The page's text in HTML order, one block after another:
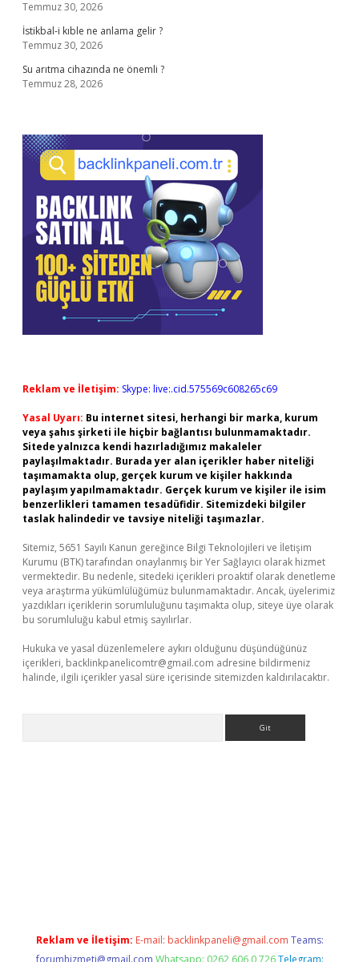
Temmuz 30, 2026
İstikbal-i kıble ne anlama gelir ?
Temmuz 30, 2026
Su arıtma cihazında ne önemli ?
Temmuz 28, 2026
Reklam ve İletişim: Skype: live:.cid.575569c608265c69
Yasal Uyarı: Bu internet sitesi, herhangi bir marka, kurum
veya şahıs şirketi ile hiçbir bağlantısı bulunmamaktadır.
Sitede yalnızca kendi hazırladığımız makaleler
paylaşılmaktadır. Burada yer alan içerikler haber niteliği
taşımamakta olup, gerçek kurum ve kişiler hakkında
paylaşım yapılmamaktadır. Gerçek kurum ve kişiler ile isim
benzerlikleri tamamen tesadüfidir. Sitemizdeki bilgiler
taslak halindedir ve tavsiye niteliği taşımazlar.
Sitemiz, 5651 Sayılı Kanun gereğince Bilgi Teknolojileri ve İletişim
Kurumu (BTK) tarafından onaylanmış bir Yer Sağlayıcı olarak hizmet
vermektedir. Bu nedenle, sitedeki içerikleri proaktif olarak denetleme
veya araştırma yükümlülüğümüz bulunmamaktadır. Ancak, üyelerimiz
yazdıkları içeriklerin sorumluluğunu taşımakta olup, siteye üye olarak
bu sorumluluğu kabul etmiş sayılırlar.
Hukuka ve yasal düzenlemelere aykırı olduğunu düşündüğünüz
içerikleri, backlinkpanelicomtr@gmail.com adresine bildirmeniz
halinde, ilgili içerikler yasal süre içerisinde sitemizden kaldırılacaktır.
Reklam ve İletişim: E-mail: backlinkpaneli@gmail.com Teams:
forumhizmeti@gmail.com Whatsapp: 0262 606 0 726 Telegram: